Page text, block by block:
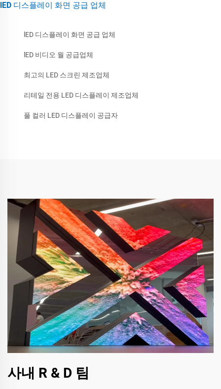
lED 디스플레이 화면 공급 업체
lED 디스플레이 화면 공급 업체
lED 비디오 월 공급업체
최고의 LED 스크린 제조업체
리테일 전용 LED 디스플레이 제조업체
풀 컬러 LED 디스플레이 공급자
사내 R & D 팀